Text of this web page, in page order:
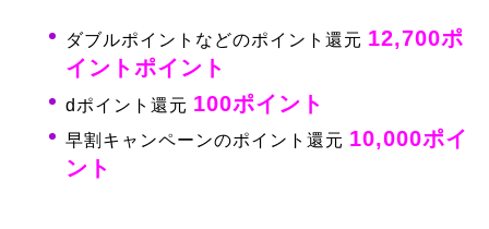
ダブルポイントなどのポイント還元 12,700ポ
イントポイント
dポイント還元 100ポイント
早割キャンペーンのポイント還元 10,000ポイ
ント